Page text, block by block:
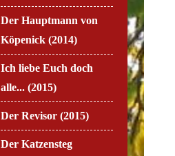
Der Hauptmann von
Köpenick (2014)
Ich liebe Euch doch
alle... (2015)
Der Revisor (2015)
Der Katzensteg